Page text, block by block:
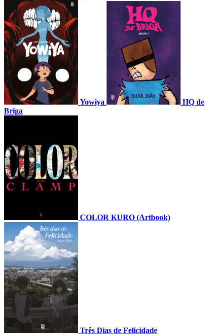
Yowiya
HQ de
Briga
COLOR KURO (Artbook)
Três Dias de Felicidade